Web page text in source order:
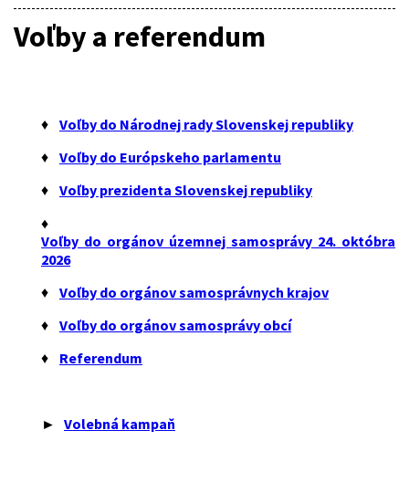
Voľby a referendum
♦ Voľby do Národnej rady Slovenskej republiky
♦ Voľby do Európskeho parlamentu
♦ Voľby prezidenta Slovenskej republiky
♦
Voľby do orgánov územnej samosprávy 24. októbra
2026
♦ Voľby do orgánov samosprávnych krajov
♦ Voľby do orgánov samosprávy obcí
♦ Referendum
► Volebná kampaň